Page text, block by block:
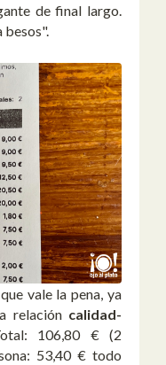
de final largo.
besos".
, que vale la pena, ya
relación calidad-
106,80 € (2
53,40 € todo